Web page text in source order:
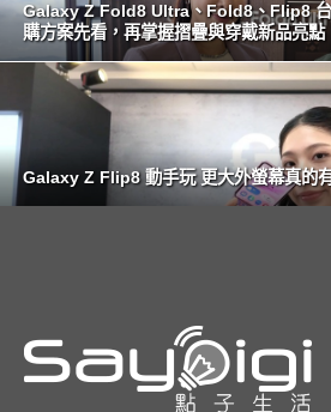
Galaxy Z Fold8 Ultra、Fold8、Flip8
購方案先看，再掌握摺疊與穿戴新品亮點
Galaxy Z Flip8 動手玩 更大外螢幕真的